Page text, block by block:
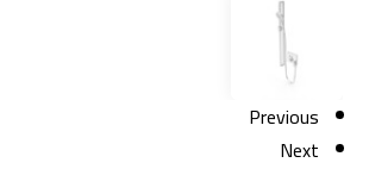
Previous
Next